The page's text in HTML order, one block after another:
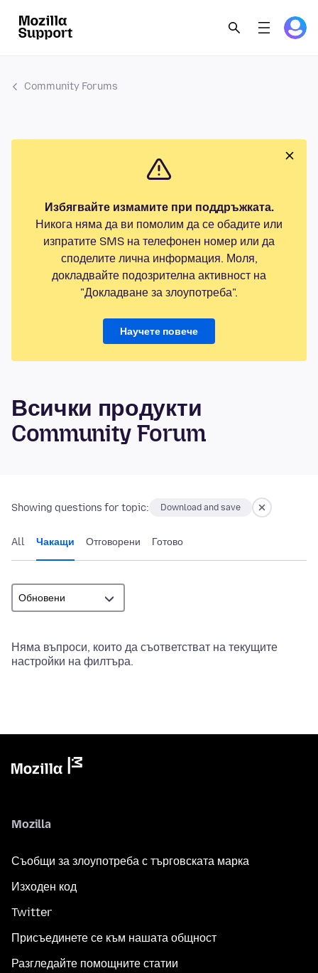
Community Forums
Избягвайте измамите при поддръжката.
Никога няма да ви помолим да се обадите или
изпратите SMS на телефонен номер или да
споделите лична информация. Моля,
докладвайте подозрителна активност на
"Докладване за злоупотреба".
Научете повече
Всички продукти
Community Forum
Showing questions for topic: Download and save
All Чакащи Отговорени Готово
Няма въпроси, които да съответстват на текущите
настройки на филтъра.
Mozilla
Съобщи за злоупотреба с търговската марка
Изходен код
Twitter
Присъединете се към нашата общност
Разгледайте помощните статии